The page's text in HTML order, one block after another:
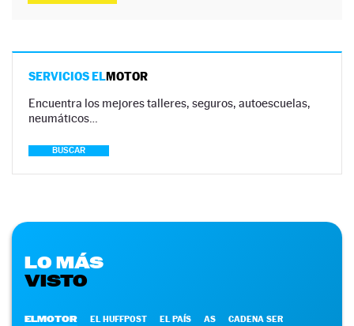
SERVICIOS ELMOTOR
Encuentra los mejores talleres, seguros, autoescuelas,
neumáticos…
BUSCAR
LO MÁS
VISTO
ELMOTOR EL HUFFPOST EL PAÍS AS CADENA SER